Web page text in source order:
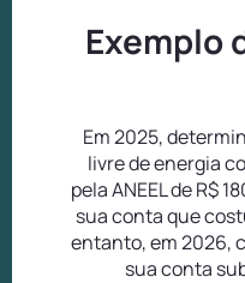
Exemplo
Em 2025,
livre de energia
pela ANEEL de R$
sua conta que
entanto, em 2026,
sua conta